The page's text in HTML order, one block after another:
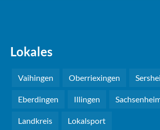
Lokales
Vaihingen Oberriexingen
Eberdingen Illingen
Landkreis Lokalsport